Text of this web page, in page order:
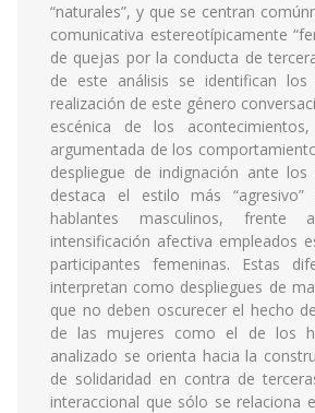
“naturales”, y que se centran
comunicativa estereotípicamente
de quejas por la conducta de
de este análisis se identifican los
realización de este género
escénica de los
argumentada de los
despliegue de indignación ante
destaca el estilo más
hablantes masculinos,
intensificación afectiva empleados
participantes femeninas. Estas
interpretan como despliegues de
que no deben oscurecer el hecho
de las mujeres como el de los
analizado se orienta hacia la
de solidaridad en contra de
interaccional que sólo se relaciona